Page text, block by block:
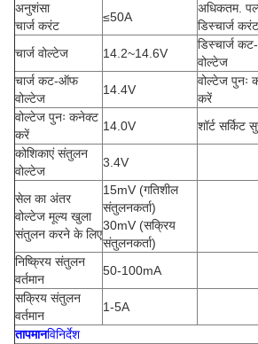
अनुशंसा
चार्ज करंट
≤50A
अधिकतम.
डिस्चार्ज करंट
चार्ज वोल्टेज 14.2~14.6V
डिस्चार्ज
वोल्टेज
चार्ज कट-ऑफ
वोल्टेज
14.4V
वोल्टेज पुनः
करें
वोल्टेज पुनः कनेक्ट
करें
14.0V शॉर्ट सर्किट
कोशिकाएं संतुलन
वोल्टेज
3.4V
सेल का अंतर
वोल्टेज मूल्य खुला
संतुलन करने के लिए
15mV (गतिशील
संतुलनकर्ता)
30mV (सक्रिय
संतुलनकर्ता)
निष्क्रिय संतुलन
वर्तमान
50-100mA
सक्रिय संतुलन
वर्तमान
1-5A
तापमानविनिर्देश